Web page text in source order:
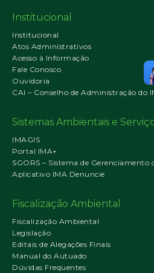
Institucional
Institucional
Atos Administrativos
Acesso à Informação
Fale Conosco
Ouvidoria
CAI – Conselho de Administração do
Sistemas Ambientais e
IMAGIS
Portal IMA+
SGORS – Sistema de Gerenciamento
Aplicativo IMA Denuncie
Fiscalização Ambiental
Fiscalização Ambiental
Legislação
Editais de Alegações Finais
Manual do Autuado
Dúvidas Frequentes